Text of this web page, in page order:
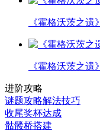
《霍格沃茨之
《霍格沃茨之
进阶攻略
谜题攻略解法技巧
收尾奖杯达成
骷髅桥搭建